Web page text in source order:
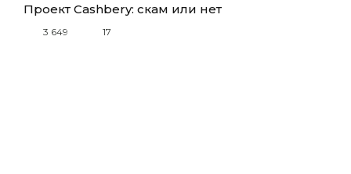
Проект Cashbery: скам или нет
3 649 17